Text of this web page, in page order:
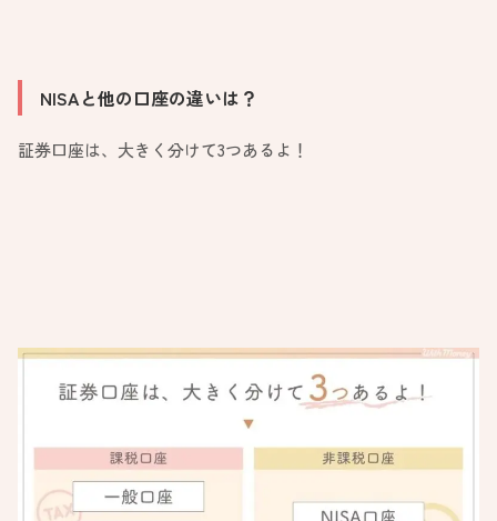
NISAと他の口座の違いは？
証券口座は、大きく分けて3つあるよ！